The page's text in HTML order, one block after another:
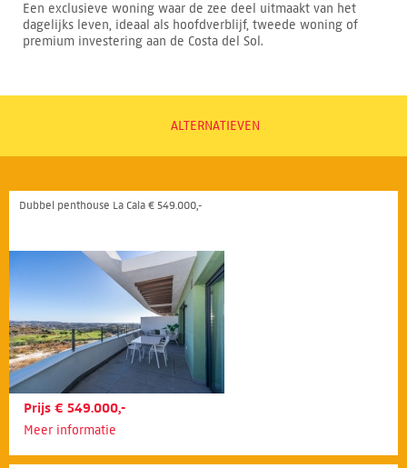
Een exclusieve woning waar de zee deel uitmaakt van het
dagelijks leven, ideaal als hoofdverblijf, tweede woning of
premium investering aan de Costa del Sol.
ALTERNATIEVEN
Dubbel penthouse La Cala € 549.000,-
Prijs € 549.000,-
Meer informatie